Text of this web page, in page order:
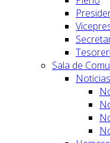
Sala de
Noticias